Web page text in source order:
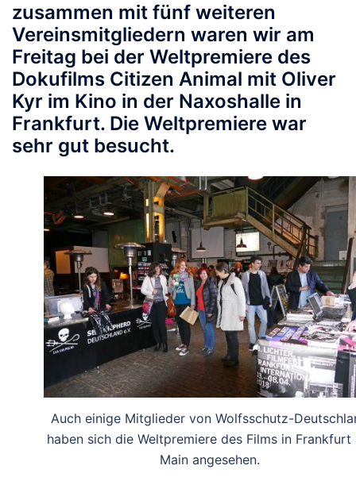
zusammen mit fünf weiteren
Vereinsmitgliedern waren wir am
Freitag bei der Weltpremiere des
Dokufilms Citizen Animal mit Oliver
Kyr im Kino in der Naxoshalle in
Frankfurt. Die Weltpremiere war
sehr gut besucht.
Auch einige Mitglieder von Wolfsschutz-
haben sich die Weltpremiere des Films in Frankfurt
Main angesehen.